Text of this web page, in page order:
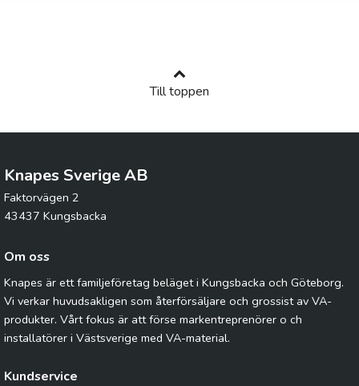
Till toppen
Knapes Sverige AB
Faktorvägen 2
43437 Kungsbacka
Om oss
Knapes är ett familjeföretag beläget i Kungsbacka och Göteborg.
Vi verkar huvudsakligen som återförsäljare och grossist av VA-
produkter. Vårt fokus är att förse markentreprenörer o ch
installatörer i Västsverige med VA-material.
Kundservice